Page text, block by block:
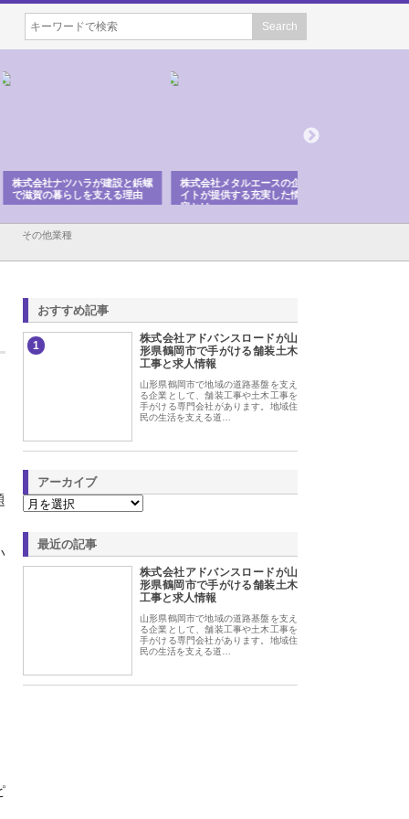
社ナツハラが建設と鋲螺
の暮らしを支える理由
株式会社メタルエースの企業サ
イトが提供する充実した情報内
容とは
その他業種
おすすめ記事
1
株式会社アドバンスロードが山
形県鶴岡市で手がける舗装土木
工事と求人情報
山形県鶴岡市で地域の道路基盤を支え
る企業として、舗装工事や土木工事を
手がける専門会社があります。地域住
民の生活を支える道…
アーカイブ
最近の記事
株式会社アドバンスロードが山
形県鶴岡市で手がける舗装土木
工事と求人情報
山形県鶴岡市で地域の道路基盤を支え
る企業として、舗装工事や土木工事を
手がける専門会社があります。地域住
民の生活を支える道…